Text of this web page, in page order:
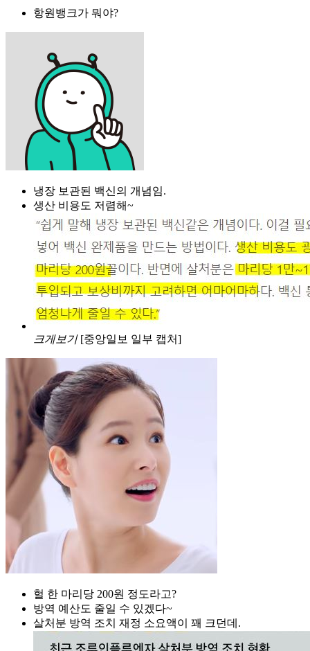
항원뱅크가 뭐야?
냉장 보관된 백신의 개념임.
생산 비용도 저렴해~
크게보기 [중앙일보 일부 캡처]
헐 한 마리당 200원 정도라고?
방역 예산도 줄일 수 있겠다~
살처분 방역 조치 재정 소요액이 꽤 크던데.